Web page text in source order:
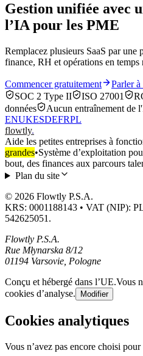
Gestion unifiée avec
l’IA pour les PME
Remplacez plusieurs SaaS par
finance, RH et opérations en temps
Commencer gratuitement
Parler à
SOC 2 Type II
ISO 27001
données
Aucun entraînement de
ENUKESDEFRPL
flowtly.
Aide les petites entreprises à
grandes•Système d’exploitation
bout, des finances aux parcours
Plan du site
© 2026 Flowtly P.S.A.
KRS: 0001188143 • VAT (NIP):
542625051.
Flowtly P.S.A.
Rue Młynarska 8/12
01194 Varsovie, Pologne
Conçu et hébergé dans l’UE.Vous
cookies d’analyse.
Modifier
Cookies analytiques
Vous n’avez pas encore choisi